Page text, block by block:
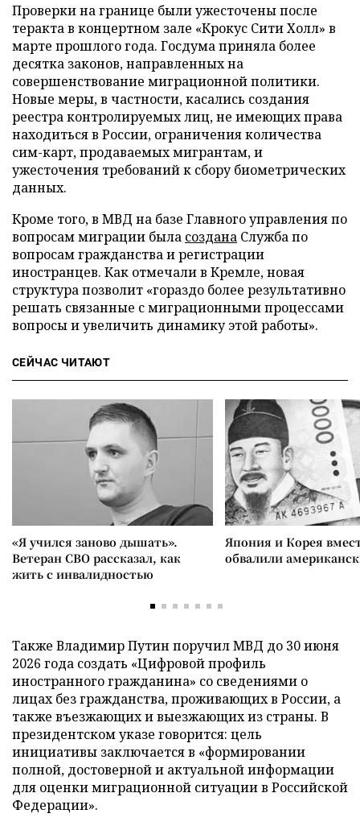
Проверки на границе были ужесточены после
теракта в концертном зале «Крокус Сити Холл» в
марте прошлого года. Госдума приняла более
десятка законов, направленных на
совершенствование миграционной политики.
Новые меры, в частности, касались создания
реестра контролируемых лиц, не имеющих права
находиться в России, ограничения количества
сим-карт, продаваемых мигрантам, и
ужесточения требований к сбору биометрических
данных.
Кроме того, в МВД на базе Главного управления по
вопросам миграции была создана Служба по
вопросам гражданства и регистрации
иностранцев. Как отмечали в Кремле, новая
структура позволит «гораздо более результативно
решать связанные с миграционными процессами
вопросы и увеличить динамику этой работы».
СЕЙЧАС ЧИТАЮТ
«Я учился заново дышать».
Ветеран СВО рассказал, как
жить с инвалидностью
Япония и Корея
обвалили
Также Владимир Путин поручил МВД до 30 июня
2026 года создать «Цифровой профиль
иностранного гражданина» со сведениями о
лицах без гражданства, проживающих в России, а
также въезжающих и выезжающих из страны. В
президентском указе говорится: цель
инициативы заключается в «формировании
полной, достоверной и актуальной информации
для оценки миграционной ситуации в Российской
Федерации».